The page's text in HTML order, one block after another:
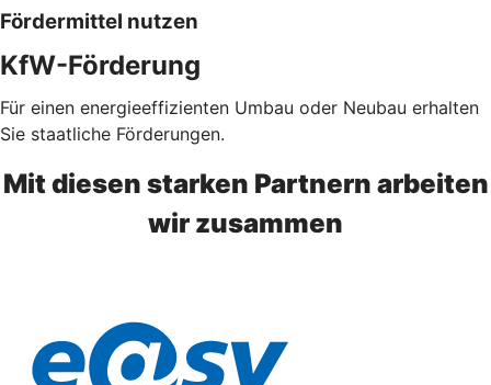
Fördermittel nutzen
KfW-Förderung
Für einen energieeffizienten Umbau oder Neubau erhalten
Sie staatliche Förderungen.
Mit diesen starken Partnern arbeiten
wir zusammen